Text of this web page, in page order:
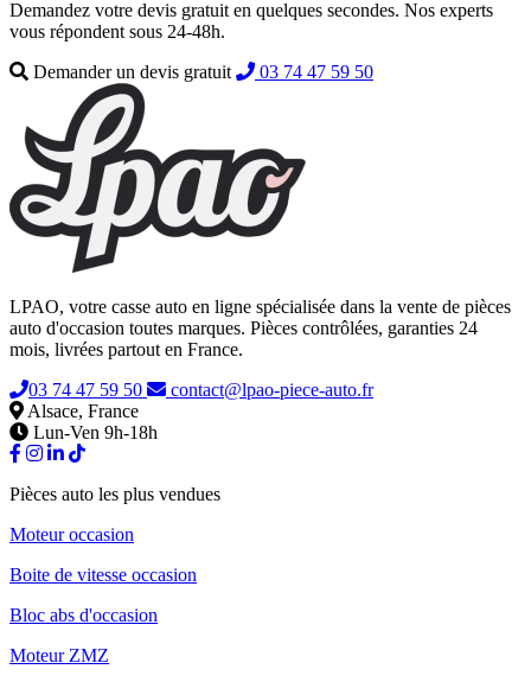
Demandez votre devis gratuit en quelques secondes. Nos experts
vous répondent sous 24-48h.
Demander un devis gratuit
03 74 47 59 50
LPAO, votre casse auto en ligne spécialisée dans la vente de pièces
auto d'occasion toutes marques. Pièces contrôlées, garanties 24
mois, livrées partout en France.
03 74 47 59 50
contact@lpao-piece-auto.fr
Alsace, France
Lun-Ven 9h-18h
Pièces auto les plus vendues
Moteur occasion
Boite de vitesse occasion
Bloc abs d'occasion
Moteur ZMZ